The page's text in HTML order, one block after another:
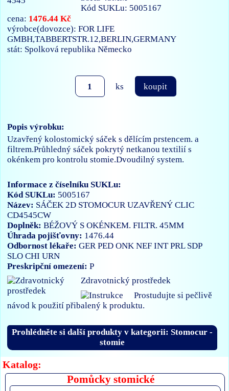
Katalog:
Pomůcky stomické
Kód SUKLu: 5005167
cena: 1476.44 Kč
výrobce(dovozce): FOR LIFE
GMBH,TABBERTSTR.12,BERLIN,GERMANY
stát: Spolková republika Německo
ks koupit
Popis výrobku:
Uzavřený kolostomický sáček s dělícím prstencem. a
filtrem.Průhledný sáček pokrytý netkanou textilií s
okénkem pro kontrolu stomie.Dvoudilný system.
Informace z číselníku SUKLu:
Kód SUKLu: 5005167
Název: SÁČEK 2D STOMOCUR UZAVŘENÝ CLIC
CD4545CW
Doplněk:BÉŽOVÝ S OKÉNKEM. FILTR. 45MM
Úhrada pojišťovny: 1476.44
Odbornost lékaře:GERPEDONKNEFINTPRL SDP
SLOCHIURN
Preskripční omezení:P
Zdravotnický prostředek
Prostudujte si pečlivě
návod k použití přibalený k produktu.
Prohlédněte si další produkty v kategorii: Stomocur -
stomie